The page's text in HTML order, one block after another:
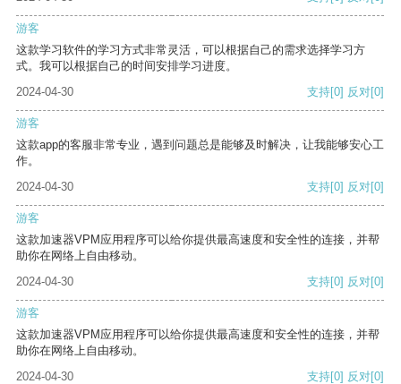
游客
这款学习软件的学习方式非常灵活，可以根据自己的需求选择学习方
式。我可以根据自己的时间安排学习进度。
2024-04-30
支持[0] 反对[0]
游客
这款app的客服非常专业，遇到问题总是能够及时解决，让我能够安心工
作。
2024-04-30
支持[0] 反对[0]
游客
这款加速器VPM应用程序可以给你提供最高速度和安全性的连接，并帮
助你在网络上自由移动。
2024-04-30
支持[0] 反对[0]
游客
这款加速器VPM应用程序可以给你提供最高速度和安全性的连接，并帮
助你在网络上自由移动。
2024-04-30
支持[0] 反对[0]